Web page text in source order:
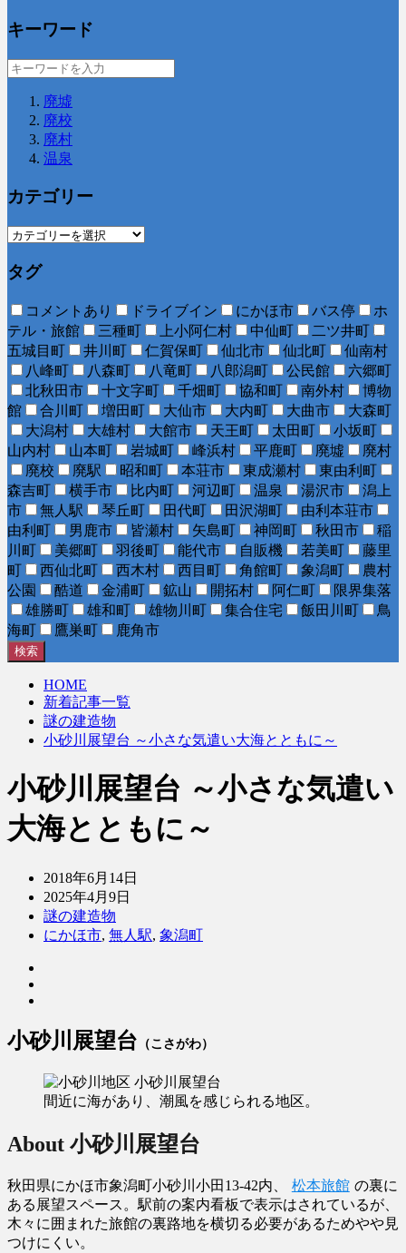
キーワード
廃墟
廃校
廃村
温泉
カテゴリー
タグ
コメントあり ドライブイン にかほ市 バス停
ホ
テル・旅館
三種町 上小阿仁村 中仙町
二ツ井町
五城目町
井川町 仁賀保町 仙北市 仙北町
仙南村
八峰町
八森町 八竜町 八郎潟町 公民館
六郷町
北秋田市
十文字町 千畑町 協和町 南外村
博物
館
合川町 増田町 大仙市 大内町 大曲市
大森町
大潟村
大雄村 大館市 天王町 太田町
小坂町
山内村
山本町 岩城町 峰浜村 平鹿町 廃墟
廃村
廃校
廃駅 昭和町 本荘市 東成瀬村
東由利町
森吉町
横手市 比内町 河辺町 温泉 湯沢市
潟上
市
無人駅 琴丘町 田代町 田沢湖町
由利本荘市
由利町
男鹿市 皆瀬村 矢島町 神岡町 秋田市
稲
川町
美郷町 羽後町 能代市 自販機 若美町
藤里
町
西仙北町 西木村 西目町 角館町 象潟町
農村
公園
酷道 金浦町 鉱山 開拓村 阿仁町
限界集落
雄勝町
雄和町 雄物川町 集合住宅 飯田川町
鳥
海町
鷹巣町 鹿角市
検索
HOME
新着記事一覧
謎の建造物
小砂川展望台 ～小さな気遣い大海とともに～
小砂川展望台 ～小さな気遣い
大海とともに～
2018年6月14日
2025年4月9日
謎の建造物
にかほ市, 無人駅, 象潟町
小砂川展望台 （こさがわ）
間近に海があり、潮風を感じられる地区。
About 小砂川展望台
秋田県にかほ市象潟町小砂川小田13-42内、 松本旅館 の裏に
ある展望スペース。駅前の案内看板で表示はされているが、
木々に囲まれた旅館の裏路地を横切る必要があるためやや見
つけにくい。